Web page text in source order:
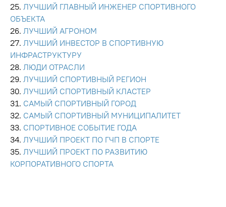
ЛУЧШИЙ ГЛАВНЫЙ ИНЖЕНЕР СПОРТИВНОГО
ОБЪЕКТА
ЛУЧШИЙ АГРОНОМ
ЛУЧШИЙ ИНВЕСТОР В СПОРТИВНУЮ
ИНФРАСТРУКТУРУ
ЛЮДИ ОТРАСЛИ
ЛУЧШИЙ СПОРТИВНЫЙ РЕГИОН
ЛУЧШИЙ СПОРТИВНЫЙ КЛАСТЕР
САМЫЙ СПОРТИВНЫЙ ГОРОД
САМЫЙ СПОРТИВНЫЙ МУНИЦИПАЛИТЕТ
СПОРТИВНОЕ СОБЫТИЕ ГОДА
ЛУЧШИЙ ПРОЕКТ ПО ГЧП В СПОРТЕ
ЛУЧШИЙ ПРОЕКТ ПО РАЗВИТИЮ
КОРПОРАТИВНОГО СПОРТА